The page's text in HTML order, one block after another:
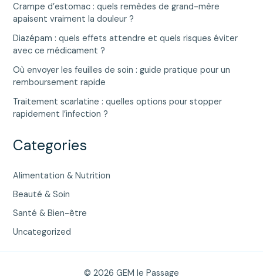
Crampe d’estomac : quels remèdes de grand-mère
apaisent vraiment la douleur ?
Diazépam : quels effets attendre et quels risques éviter
avec ce médicament ?
Où envoyer les feuilles de soin : guide pratique pour un
remboursement rapide
Traitement scarlatine : quelles options pour stopper
rapidement l’infection ?
Categories
Alimentation & Nutrition
Beauté & Soin
Santé & Bien-être
Uncategorized
© 2026 GEM le Passage